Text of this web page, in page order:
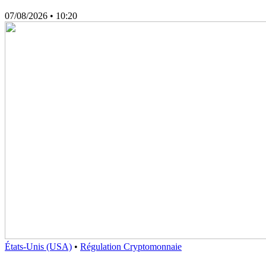
07/08/2026 • 10:20
États-Unis (USA) • Régulation Cryptomonnaie